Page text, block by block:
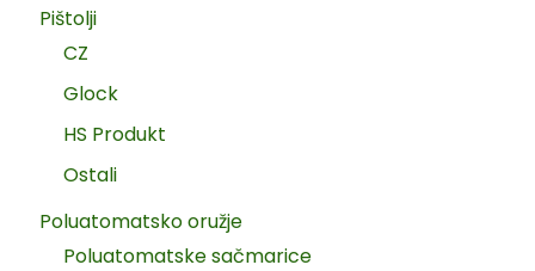
Pištolji
CZ
Glock
HS Produkt
Ostali
Poluatomatsko oružje
Poluatomatske sačmarice